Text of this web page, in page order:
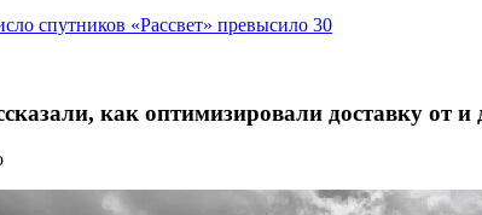
спутников «Рассвет» превысило 30
как оптимизировали доставку от и